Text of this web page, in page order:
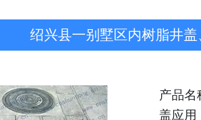
绍兴县一别墅区内树脂井
产品名
盖应用